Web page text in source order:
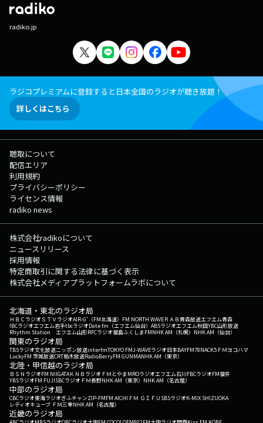
radiko.jp
ラジコプレミアムに登録すると日本全国のラジオが聴き放題！
詳しくはこちら
聴取について
配信エリア
利用規約
プライバシーポリシー
ライセンス情報
radiko news
株式会社radikoについて
ニュースリリース
採用情報
特定商取引に関する法律に基づく表示
株式会社メディアプラットフォームラボについて
北海道・東北のラジオ局
ＨＢＣラジオＳＴＶラジオAIR-G'（FM北海道） FM NORTH WAVEＲＡＢ青森放送エフエム青森
IBCラジオエフエム岩手tbcラジオDate fm（エフエム仙台） ABSラジオエフエム秋田YBC山形放送
Rhythm Station エフエム山形RFCラジオ福島ふくしまFMNHK AM（札幌） NHK AM（仙台）
関東のラジオ局
TBSラジオ文化放送ニッポン放送interfmTOKYO FMJ-WAVEラジオ日本BAYFM78NACK5 ＦＭヨコハマ
LuckyFM 茨城放送CRT栃木放送RadioBerryFM GUNMANHK AM（東京）
北陸・甲信越のラジオ局
ＢＳＮラジオFM NIIGATAＫＮＢラジオ ＦＭとやまMROラジオエフエム石川FBCラジオFM福井
YBSラジオFM FUJISBCラジオ ＦＭ長野NHK AM（東京） NHK AM（名古屋）
中部のラジオ局
CBCラジオ東海ラジオぎふチャンZIP-FMFM AICHI ＦＭ ＧＩＦＵ SBSラジオK-MIX SHIZUOKA
レディオキューブ ＦＭ三重NHK AM（名古屋）
近畿のラジオ局